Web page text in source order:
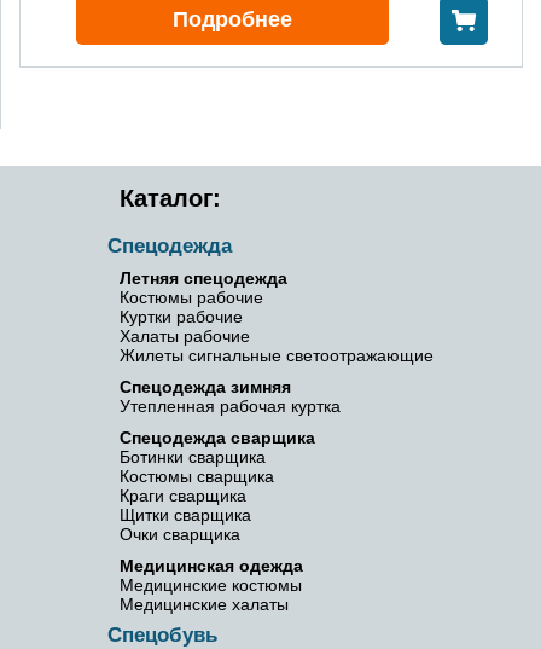
Подробнее
Каталог:
Спецодежда
Летняя спецодежда
Костюмы рабочие
Куртки рабочие
Халаты рабочие
Жилеты сигнальные светоотражающие
Спецодежда зимняя
Утепленная рабочая куртка
Спецодежда сварщика
Ботинки сварщика
Костюмы сварщика
Краги сварщика
Щитки сварщика
Очки сварщика
Медицинская одежда
Медицинские костюмы
Медицинские халаты
Спецобувь